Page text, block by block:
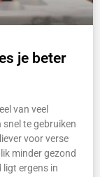
je beter
van veel
te gebruiken
voor verse
minder gezond
ligt ergens in